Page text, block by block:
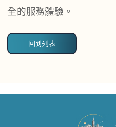
全的服務體驗。
回到列表